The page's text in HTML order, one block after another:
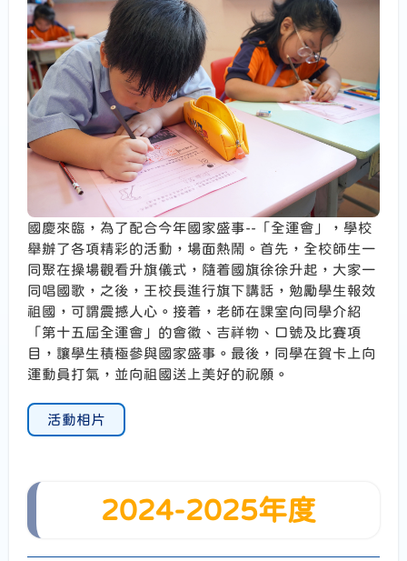
國慶來臨，為了配合今年國家盛事--「全運會」，學校
舉辦了各項精彩的活動，場面熱鬧。首先，全校師生一
同聚在操場觀看升旗儀式，隨着國旗徐徐升起，大家一
同唱國歌，之後，王校長進行旗下講話，勉勵學生報效
祖國，可謂震撼人心。接着，老師在課室向同學介紹
「第十五屆全運會」的會徽、吉祥物、口號及比賽項
目，讓學生積極參與國家盛事。最後，同學在賀卡上向
運動員打氣，並向祖國送上美好的祝願。
活動相片
2024-2025年度